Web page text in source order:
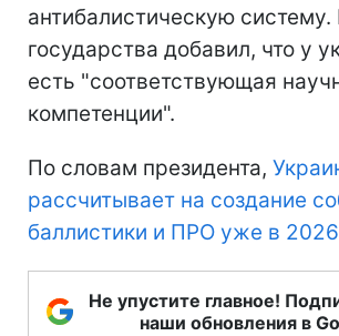
антибалистическую систему.
государства добавил, что у
есть "соответствующая
компетенции".
По словам президента,
рассчитывает на создание
баллистики и ПРО уже в
Не упустите главное!
наши обновления в